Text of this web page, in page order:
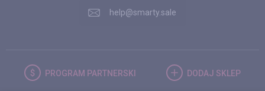
help@smarty.sale
PROGRAM PARTNERSKI DODAJ SKLEP